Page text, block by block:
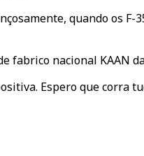
quando os
fabrico nacional KAAN
Espero que corra